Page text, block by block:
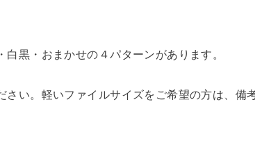
黒・おまかせの４パターンがあります。
さい。軽いファイルサイズをご希望の方は、備